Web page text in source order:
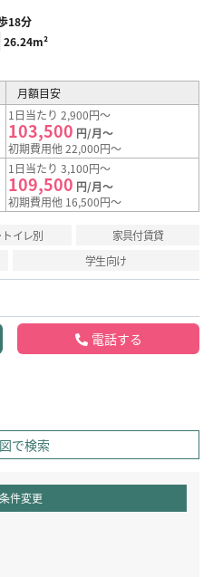
18分
26.24m²
月額目安
1日当たり 2,900円～
103,500 円/月～
初期費用他 22,000円～
1日当たり 3,100円～
109,500 円/月～
初期費用他 16,500円～
イレ別
家具付賃貸
学生向け
電話する
で検索
件変更